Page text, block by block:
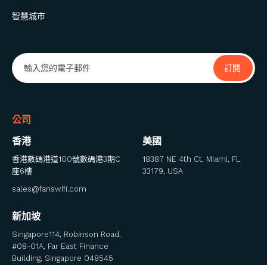
智慧城市
公司
香港
香港數碼港道100號數碼港3期C
座6樓
sales@fanswifi.com
美國
18387 NE 4th Ct, Miami, FL
33179, USA
新加坡
Singapore114, Robinson Road,
#08-01A, Far East Finance
Building, Singapore 048545